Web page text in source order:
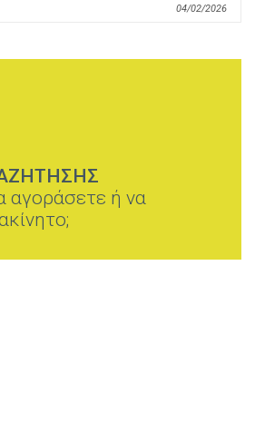
04/02/2026
αγοράσετε ή να